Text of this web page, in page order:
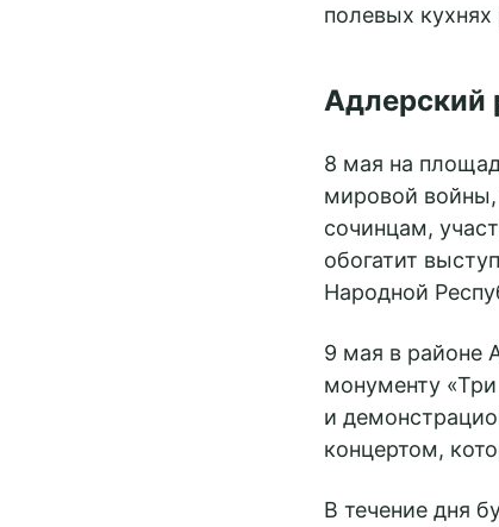
полевых кухнях
Адлерский
8 мая на
мировой войны,
сочинцам,
обогатит
Народной
9 мая в районе
монументу
и
концертом,
В течение дня